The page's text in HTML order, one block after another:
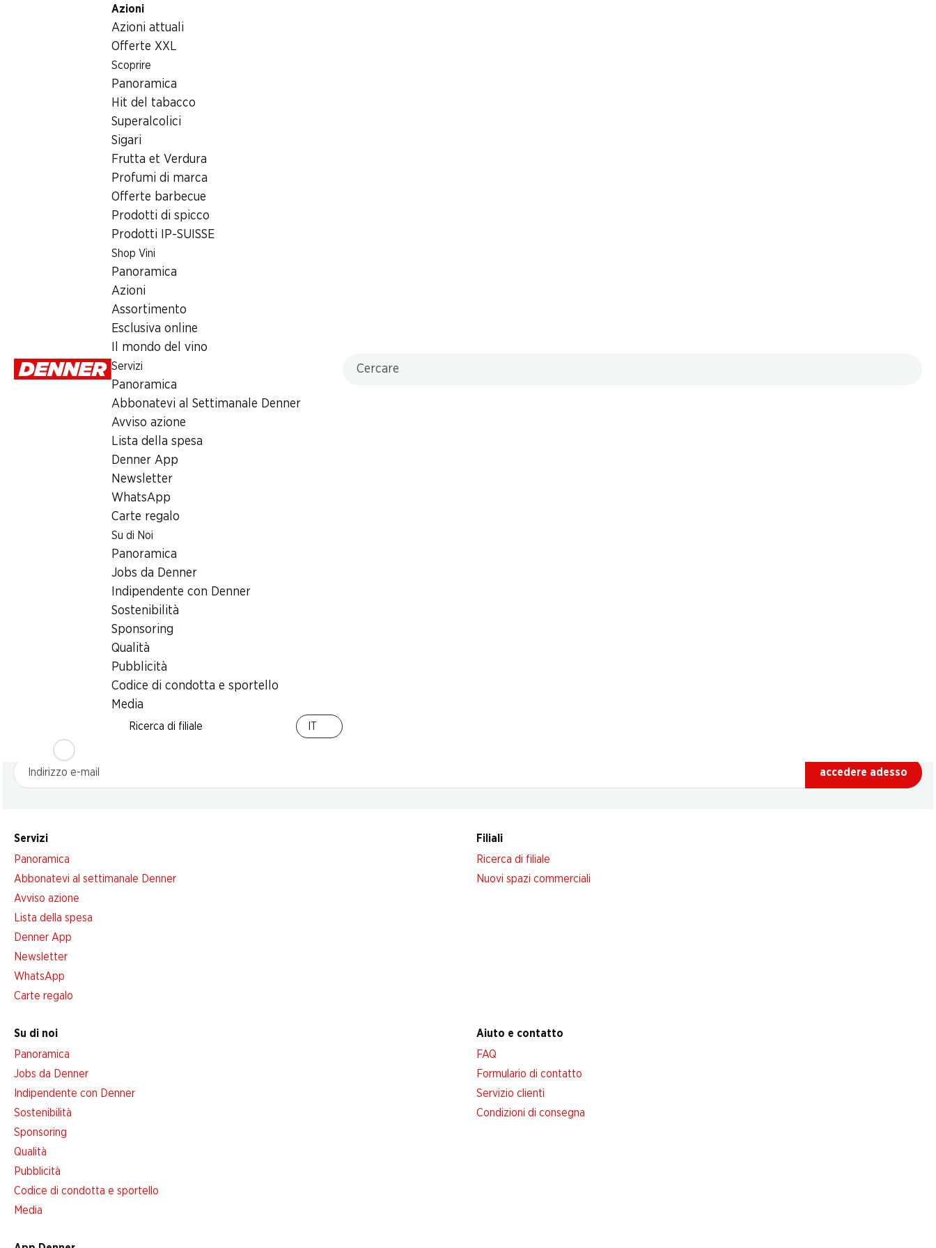
Azioni
Azioni attuali
Offerte XXL
Scoprire
Panoramica
Hit del tabacco
Superalcolici
Sigari
Frutta et Verdura
Profumi di marca
Offerte barbecue
Prodotti di spicco
Prodotti IP-SUISSE
Shop Vini
Panoramica
Azioni
Assortimento
Esclusiva online
Il mondo del vino
Servizi
Panoramica
Abbonatevi al Settimanale Denner
Avviso azione
Lista della spesa
Denner App
Newsletter
WhatsApp
Carte regalo
Su di Noi
Panoramica
Jobs da Denner
Indipendente con Denner
Sostenibilità
Sponsoring
Qualità
Pubblicità
Codice di condotta e sportello
Media
Ricerca di filiale
Generi alimentari
Gelato vaniglia Denner
1002055
Altri clienti hanno acquistato anche
30%
6.20invece di 8.95
Filetti di pangasio
Premium Silverstar
Con la newsletter di Denner si rimane sempre aggiornati. Si iscriva adesso!
Indirizzo e-mail
accedere adesso
Servizi
Panoramica
Abbonatevi al settimanale Denner
Avviso azione
Lista della spesa
Denner App
Newsletter
WhatsApp
Carte regalo
Filiali
Ricerca di filiale
Nuovi spazi commerciali
Su di noi
Panoramica
Jobs da Denner
Indipendente con Denner
Sostenibilità
Sponsoring
Qualità
Pubblicità
Codice di condotta e sportello
Media
Aiuto e contatto
FAQ
Formulario di contatto
Servizio clienti
Condizioni di consegna